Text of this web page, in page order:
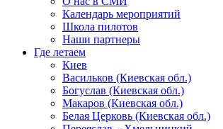
Календарь мероприятий
Школа пилотов
Наши партнеры
Где летаем
Киев
Васильков (Киевская обл.)
Богуслав (Киевская обл.)
Макаров (Киевская обл.)
Белая Церковь (Киевская обл.)